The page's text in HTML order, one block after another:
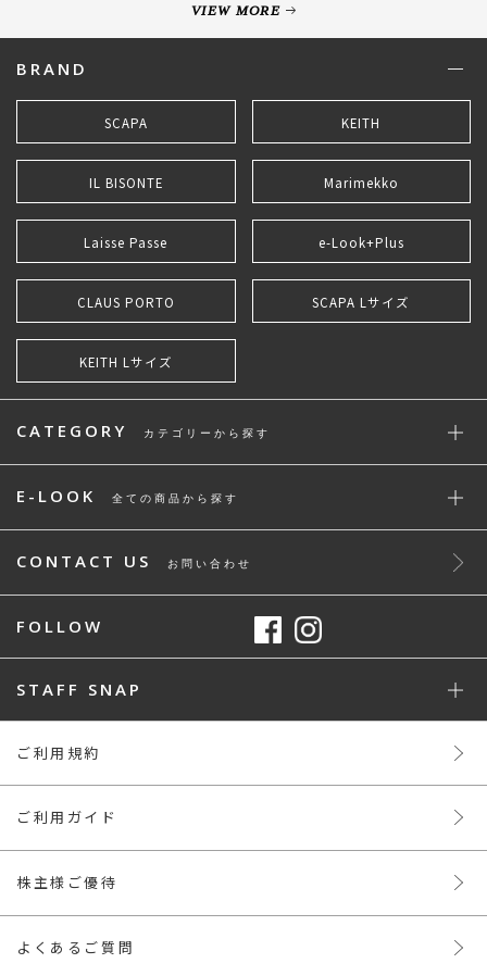
VIEW MORE
BRAND
SCAPA KEITH
IL BISONTE Marimekko
Laisse Passe e-Look+Plus
CLAUS PORTO SCAPA Lサイズ
KEITH Lサイズ
CATEGORY カテゴリーから探す
E-LOOK 全ての商品から探す
CONTACT US お問い合わせ
FOLLOW
STAFF SNAP
ご利用規約
ご利用ガイド
株主様ご優待
よくあるご質問